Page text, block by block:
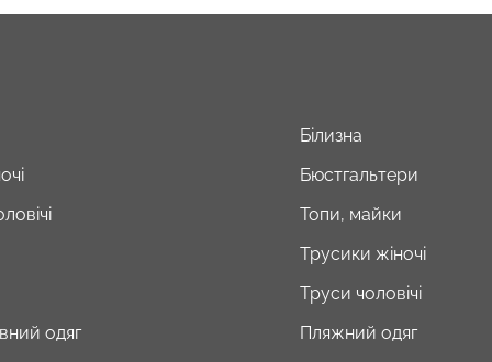
одяг
Білизна
Бюстгальтери
Топи, майки
Трусики жіночі
Труси чоловічі
Пляжний одяг